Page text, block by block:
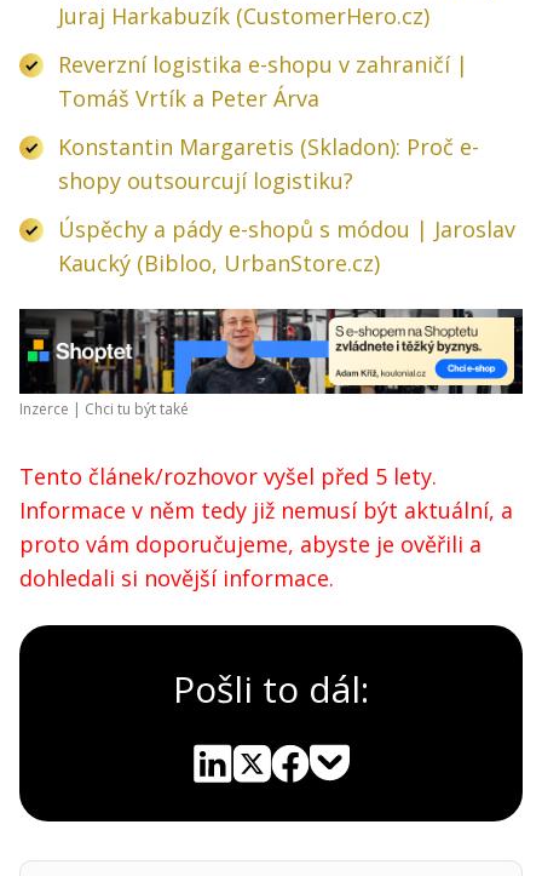
Juraj Harkabuzík (CustomerHero.cz)
Reverzní logistika e-shopu v zahraničí |
Tomáš Vrtík a Peter Árva
Konstantin Margaretis (Skladon): Proč e-
shopy outsourcují logistiku?
Úspěchy a pády e-shopů s módou | Jaroslav
Kaucký (Bibloo, UrbanStore.cz)
Inzerce | Chci tu být také
Tento článek/rozhovor vyšel před 5 lety.
Informace v něm tedy již nemusí být aktuální, a
proto vám doporučujeme, abyste je ověřili a
dohledali si novější informace.
Pošli to dál: